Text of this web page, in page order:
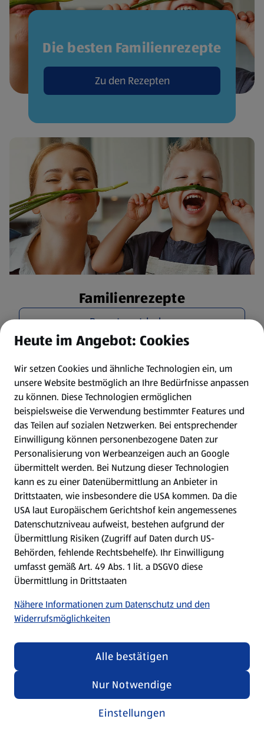
Die besten Familienrezepte
Zu den Rezepten
Familienrezepte
Rezepte entdecken
Kochen für Kinder
Rezepte entdecken
Heute im Angebot: Cookies
Wir setzen Cookies und ähnliche Technologien ein, um
unsere Website bestmöglich an Ihre Bedürfnisse anpassen
zu können. Diese Technologien ermöglichen
beispielsweise die Verwendung bestimmter Features und
das Teilen auf sozialen Netzwerken. Bei entsprechender
Einwilligung können personenbezogene Daten zur
Personalisierung von Werbeanzeigen auch an Google
übermittelt werden. Bei Nutzung dieser Technologien
kann es zu einer Datenübermittlung an Anbieter in
Drittstaaten, wie insbesondere die USA kommen. Da die
USA laut Europäischem Gerichtshof kein angemessenes
Datenschutzniveau aufweist, bestehen aufgrund der
Übermittlung Risiken (Zugriff auf Daten durch US-
Behörden, fehlende Rechtsbehelfe). Ihr Einwilligung
umfasst gemäß Art. 49 Abs. 1 lit. a DSGVO diese
Übermittlung in Drittstaaten
Nähere Informationen zum Datenschutz und den
Widerrufsmöglichkeiten
Einstellungen
Nur Notwendige
Alle bestätigen